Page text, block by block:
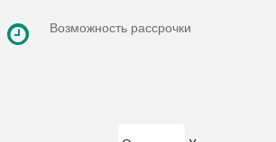
Возможность рассрочки